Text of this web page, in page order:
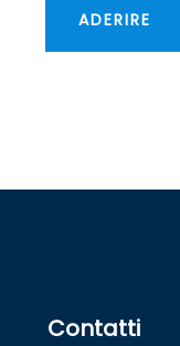
ADERIRE
Contatti